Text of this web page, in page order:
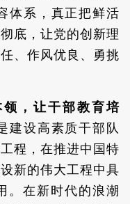
体系，真正把鲜活
底，让党的创新理
、作风优良、勇挑
，让干部教育培
建设高素质干部队
程，在推进中国特
新的伟大工程中具
。在新时代的浪潮